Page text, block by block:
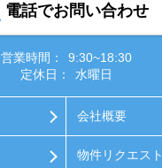
電話でお問い合わせ
営業時間：
9:30~18:30
定休日：
水曜日
会社概要
物件リクエスト